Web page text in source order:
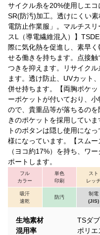
サイクル糸を20%使用しエ
SR(防汚)加工。透けにくい
電防止作業服」。マルチス
スL（導電繊維混入）】
際に気化熱を促進し、素早
せる働きを持ちます。点接
つきを抑えます。リサイク
ます。透け防止、UVカット
併せ持ちます。【両胸ポケ
ーポケットが付いており、
ので、貴重品等が落ちるの
きのポケットを採用してい
トのボタンは隠し使用にな
様になっています。【スム
（ヨコ約17%）を持ち、ワ
ポートします。
フル
カラー
単色
印刷
スト
レッ
吸汗
速乾
防汚
制電
(JIS)
生地素材
TSダ
混用率
ポリエ